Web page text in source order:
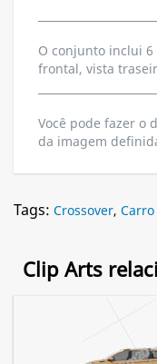
O conjunto inclui
frontal, vista
Você pode fazer o
da imagem
Tags: Crossover,
Clip Arts